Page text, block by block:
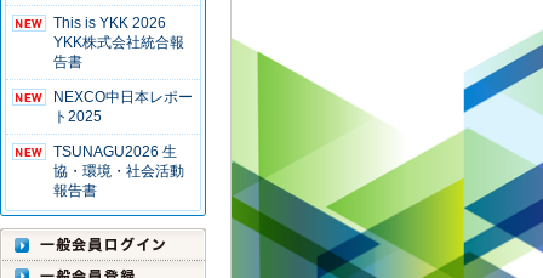
This is YKK 2026
YKK株式会社統合報
告書
NEXCO中日本レポー
ト2025
TSUNAGU2026 生
協・環境・社会活動
報告書